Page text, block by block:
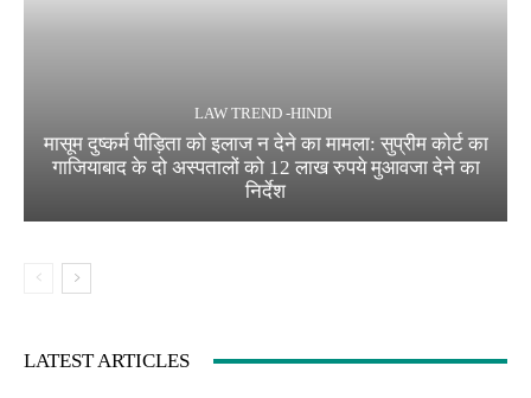
LAW TREND -HINDI
मासूम दुष्कर्म पीड़िता को इलाज न देने का मामला: सुप्रीम कोर्ट का
गाजियाबाद के दो अस्पतालों को 12 लाख रुपये मुआवजा देने का
निर्देश
LATEST ARTICLES